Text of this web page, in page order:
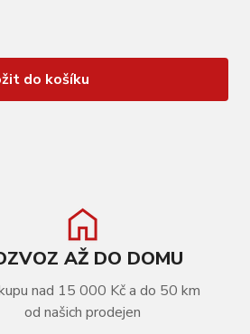
do košíku
AŽ DO DOMU
nad 15 000 Kč a do 50 km
od našich prodejen